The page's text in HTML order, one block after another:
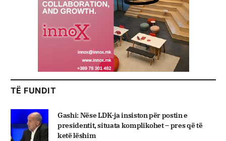
TË FUNDIT
Gashi: Nëse LDK-ja insiston për postin e
presidentit, situata komplikohet – pres që të
ketë lëshim